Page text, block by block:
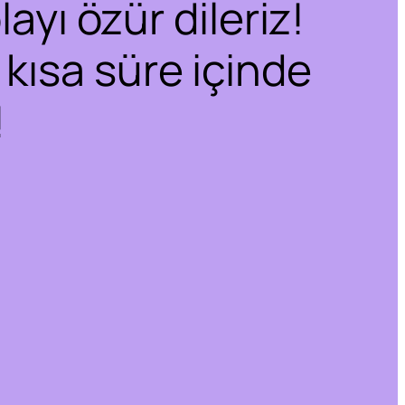
özür dileriz!
süre içinde